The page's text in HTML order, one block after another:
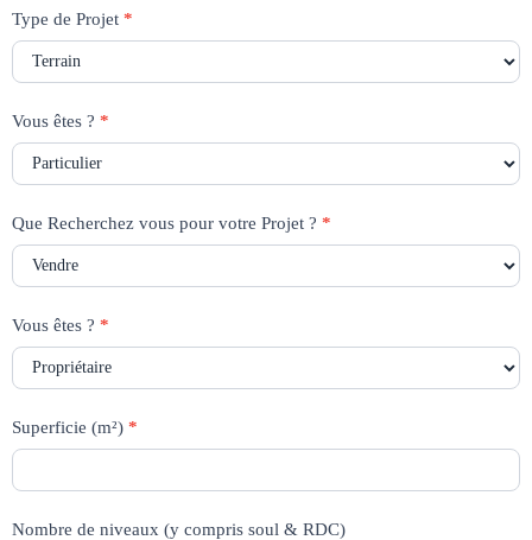
Type de Projet *
Vous êtes ? *
Que Recherchez vous pour votre Projet ? *
Vous êtes ? *
Superficie (m²) *
Nombre de niveaux (y compris soul & RDC)